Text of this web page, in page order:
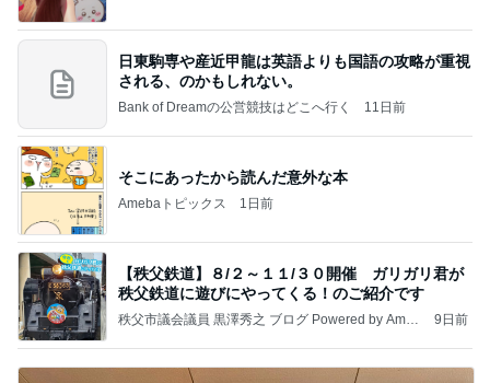
日東駒専や産近甲龍は英語よりも国語の攻略が重視
される、のかもしれない。
Bank of Dreamの公営競技はどこへ行く 11日前
そこにあったから読んだ意外な本
Amebaトピックス 1日前
【秩父鉄道】８/２～１１/３０開催 ガリガリ君が
秩父鉄道に遊びにやってくる！のご紹介です
秩父市議会議員 黒澤秀之 ブログ Powered by Ameb
9日前